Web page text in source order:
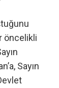
öncelikli
Sayın